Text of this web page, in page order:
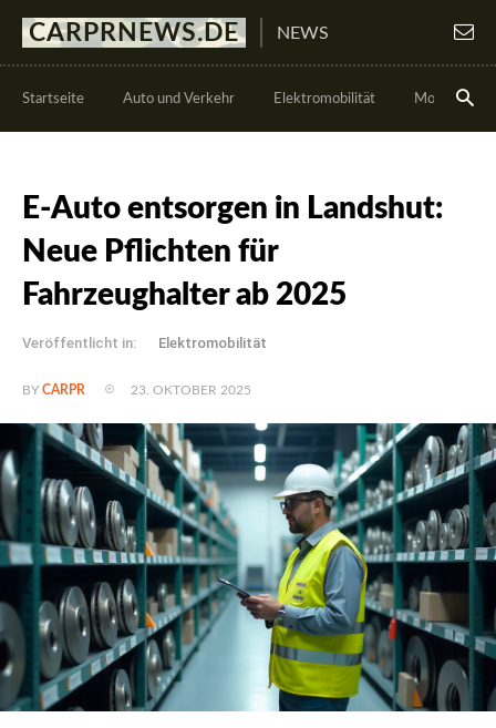
CARPRNEWS.DE NEWS
Startseite Auto und Verkehr Elektromobilität Motorsport
E-Auto entsorgen in Landshut:
Neue Pflichten für
Fahrzeughalter ab 2025
Veröffentlicht in: Elektromobilität
BY CARPR 23. OKTOBER 2025